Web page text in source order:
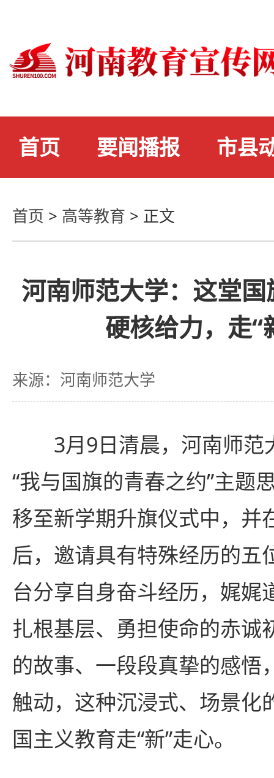
首页 要闻播报 市县
首页 > 高等教育 > 正文
河南师范大学：这堂
硬核给力，走“
来源：河南师范大学
3月9日清晨，河南师范
“我与国旗的青春之约”主题
移至新学期升旗仪式中，并
后，邀请具有特殊经历的五
台分享自身奋斗经历，娓娓
扎根基层、勇担使命的赤诚
的故事、一段段真挚的感悟
触动，这种沉浸式、场景化
国主义教育走“新”走心。